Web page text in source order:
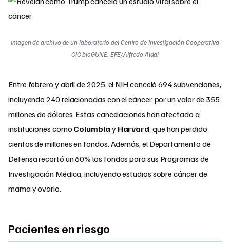
Imagen de archivo de un laboratorio del Centro de Investigación Cooperativa
CIC bioGUNE. EFE/Alfredo Aldai
Entre febrero y abril de 2025, el NIH canceló 694 subvenciones,
incluyendo 240 relacionadas con el cáncer, por un valor de 355
millones de dólares. Estas cancelaciones han afectado a
instituciones como Columbia y Harvard, que han perdido
cientos de millones en fondos. Además, el Departamento de
Defensa recortó un 60% los fondos para sus Programas de
Investigación Médica, incluyendo estudios sobre cáncer de
mama y ovario.
Pacientes en riesgo